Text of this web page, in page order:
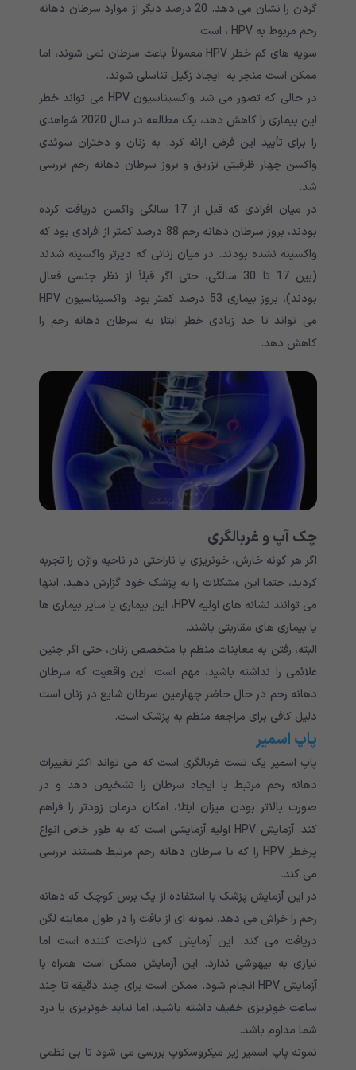
گردن را نشان می دهد. 20 درصد دیگر از موارد سرطان دهانه
رحم مربوط به HPV ، است.
سویه های کم خطر HPV معمولاً باعث سرطان نمی شوند، اما
ممکن است منجر به ایجاد زگیل تناسلی شوند.
در حالی که تصور می شد واکسیناسیون HPV می تواند خطر
این بیماری را کاهش دهد، یک مطالعه در سال 2020 شواهدی
را برای تأیید این فرض ارائه کرد. به زنان و دختران سوئدی
واکسن چهار ظرفیتی تزریق و بروز سرطان دهانه رحم بررسی
شد.
در میان افرادی که قبل از 17 سالگی واکسن دریافت کرده
بودند، بروز سرطان دهانه رحم 88 درصد کمتر از افرادی بود که
واکسینه نشده بودند. در میان زنانی که دیرتر واکسینه شدند
(بین 17 تا 30 سالگی، حتی اگر قبلاً از نظر جنسی فعال
بودند)، بروز بیماری 53 درصد کمتر بود. واکسیناسیون HPV
می تواند تا حد زیادی خطر ابتلا به سرطان دهانه رحم را
کاهش دهد.
چک آپ و غربالگری
اگر هر گونه خارش، خونریزی یا ناراحتی در ناحیه واژن را تجربه
کردید، حتما این مشکلات را به پزشک خود گزارش دهید. اینها
می توانند نشانه های اولیه HPV، این بیماری یا سایر بیماری ها
یا بیماری های مقاربتی باشند.
البته، رفتن به معاینات منظم با متخصص زنان، حتی اگر چنین
علائمی را نداشته باشید، مهم است. این واقعیت که سرطان
دهانه رحم در حال حاضر چهارمین سرطان شایع در زنان است
دلیل کافی برای مراجعه منظم به پزشک است.
پاپ اسمیر
پاپ اسمیر یک تست غربالگری است که می تواند اکثر تغییرات
دهانه رحم مرتبط با ایجاد سرطان را تشخیص دهد و در
صورت بالاتر بودن میزان ابتلا، امکان درمان زودتر را فراهم
کند. آزمایش HPV اولیه آزمایشی است که به طور خاص انواع
پرخطر HPV را که با سرطان دهانه رحم مرتبط هستند بررسی
می کند.
در این آزمایش پزشک با استفاده از یک برس کوچک که دهانه
رحم را خراش می دهد، نمونه ای از بافت را در طول معاینه لگن
دریافت می کند. این آزمایش کمی ناراحت کننده است اما
نیازی به بیهوشی ندارد. این آزمایش ممکن است همراه با
آزمایش HPV انجام شود. ممکن است برای چند دقیقه تا چند
ساعت خونریزی خفیف داشته باشید، اما نباید خونریزی یا درد
شما مداوم باشد.
نمونه پاپ اسمیر زیر میکروسکوپ بررسی می شود تا بی نظمی